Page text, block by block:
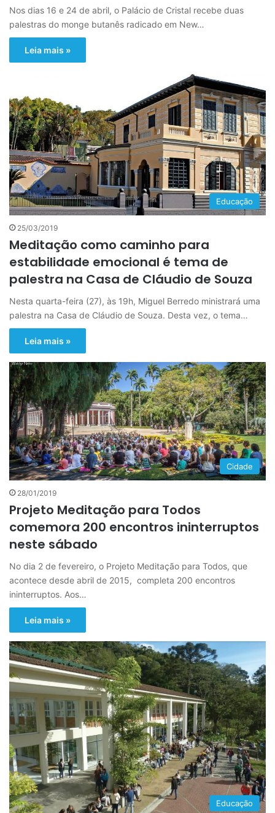
Nos dias 16 e 24 de abril, o Palácio de Cristal recebe duas
palestras do monge butanês radicado em New…
Leia mais »
Educação
25/03/2019
Meditação como caminho para
estabilidade emocional é tema de
palestra na Casa de Cláudio de Souza
Nesta quarta-feira (27), às 19h, Miguel Berredo ministrará uma
palestra na Casa de Cláudio de Souza. Desta vez, o tema…
Leia mais »
Cidade
28/01/2019
Projeto Meditação para Todos
comemora 200 encontros ininterruptos
neste sábado
No dia 2 de fevereiro, o Projeto Meditação para Todos, que
acontece desde abril de 2015, completa 200 encontros
ininterruptos. Aos…
Leia mais »
Educação